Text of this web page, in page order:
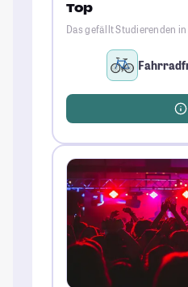
Top
Das gefällt Studierenden